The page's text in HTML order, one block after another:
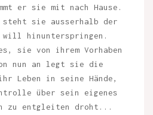
er sie mit nach Hause.
steht sie ausserhalb der
will hinunterspringen.
sie von ihrem Vorhaben
nun an legt sie die
Leben in seine Hände,
über sein eigenes
zu entgleiten droht...